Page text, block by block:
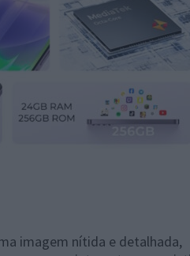
imagem nítida e detalhada,